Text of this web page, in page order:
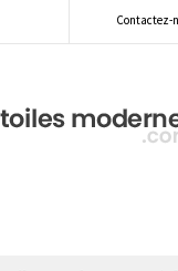
Contactez-